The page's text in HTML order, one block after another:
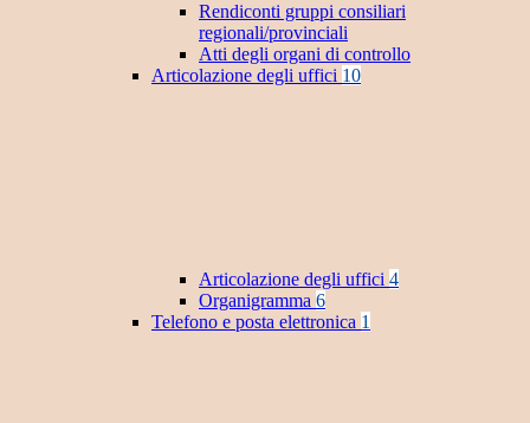
Rendiconti gruppi consiliari
regionali/provinciali
Atti degli organi di controllo
Articolazione degli uffici 10
Articolazione degli uffici 4
Organigramma 6
Telefono e posta elettronica 1